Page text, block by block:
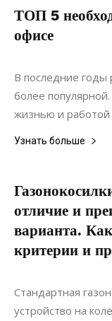
ТОП 5
офисе
22.11.2021
В последние годы
более
жизнью и работой
Узнать больше
отличие и
варианта.
критерии и
02.09.2020
Стандартная
устройство на